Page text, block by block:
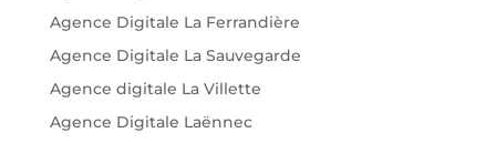
Agence Digitale La Ferrandière
Agence Digitale La Sauvegarde
Agence digitale La Villette
Agence Digitale Laënnec